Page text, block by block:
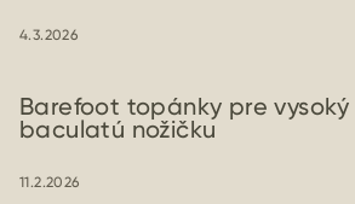
4.3.2026
Barefoot topánky pre
baculatú nožičku
11.2.2026